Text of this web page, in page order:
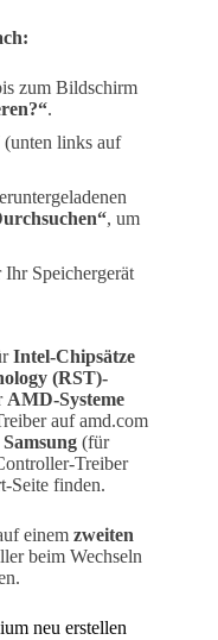
zum Bildschirm
.
(unten links auf
, um
Ihr Speichergerät
Intel-Chipsätze
(RST)-
AMD-Systeme
auf amd.com
Samsung (für
Treiber
Seite finden.
einem zweiten
beim Wechseln
neu erstellen